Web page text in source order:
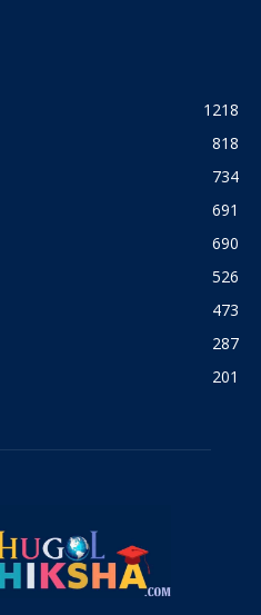
1218
818
734
691
690
526
473
287
201